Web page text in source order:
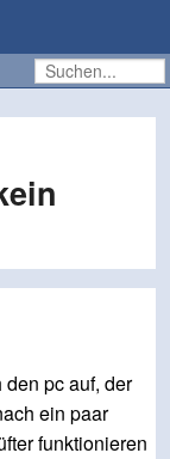
pc auf, der
ein paar
funktionieren